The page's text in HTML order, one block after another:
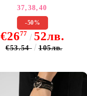
37, 38, 40
-50%
€2677 52лв.
€53.54 105лв.